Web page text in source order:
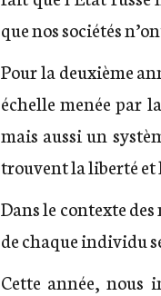
que nos sociétés
Pour la deuxième
échelle menée par
mais aussi un
trouvent la liberté et
Dans le contexte
de chaque individu
Cette année, nous